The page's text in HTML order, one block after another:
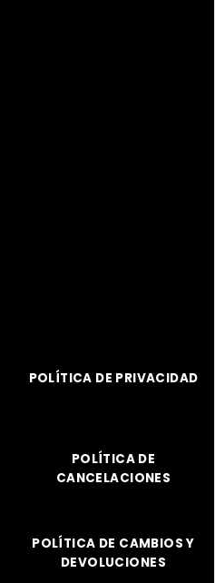
POLÍTICA DE PRIVACIDAD
POLÍTICA DE
CANCELACIONES
POLÍTICA DE CAMBIOS Y
DEVOLUCIONES